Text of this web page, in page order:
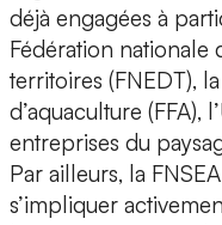
déjà engagées à
Fédération nationale
territoires (FNEDT),
d’aquaculture (FFA),
entreprises du
Par ailleurs, la
s’impliquer